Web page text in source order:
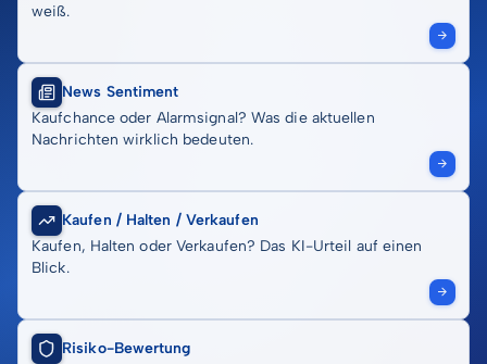
weiß.
News Sentiment
Kaufchance oder Alarmsignal? Was die aktuellen
Nachrichten wirklich bedeuten.
Kaufen / Halten / Verkaufen
Kaufen, Halten oder Verkaufen? Das KI-Urteil auf einen
Blick.
Risiko-Bewertung